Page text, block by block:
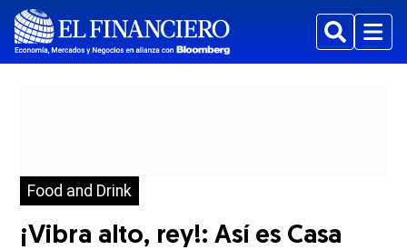
BuscarMenu
Food and Drink
¡Vibra alto, rey!: Así es Casa